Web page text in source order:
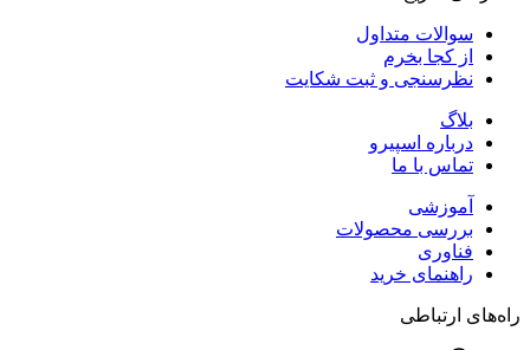
سوالات متداول
از کجا بخرم
نظرسنجی و ثبت شکایت
بلاگ
درباره اسپیرو
تماس با ما
آموزشی
بررسی محصولات
فناوری
راهنمای خرید
راه‌های ارتباطی